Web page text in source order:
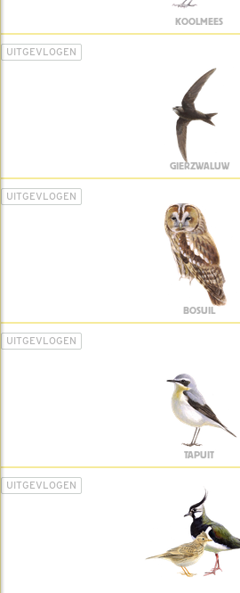
KOOLMEES
UITGEVLOGEN
GIERZWALUW
UITGEVLOGEN
BOSUIL
UITGEVLOGEN
TAPUIT
UITGEVLOGEN